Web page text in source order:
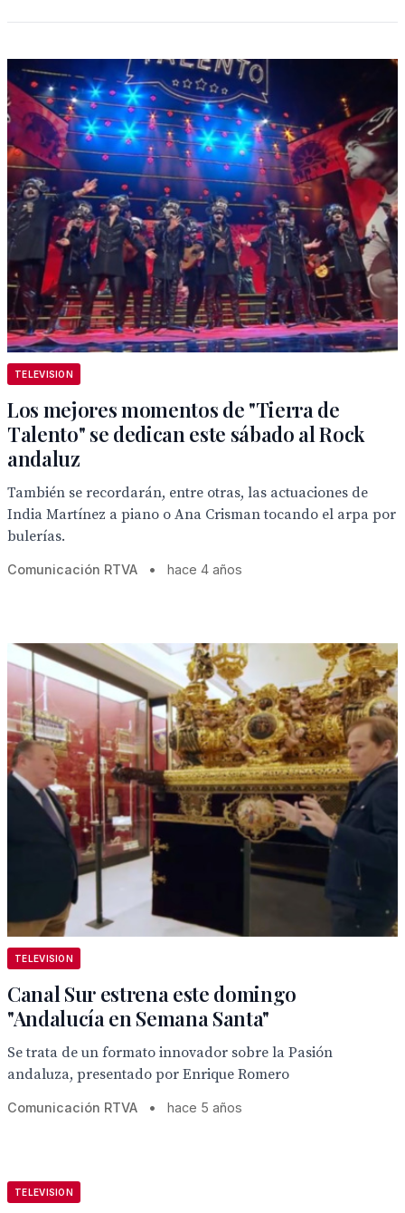
TELEVISION
Los mejores momentos de "Tierra de
Talento" se dedican este sábado al Rock
andaluz
También se recordarán, entre otras, las actuaciones de
India Martínez a piano o Ana Crisman tocando el arpa por
bulerías.
Comunicación RTVA • hace 4 años
TELEVISION
Canal Sur estrena este domingo
"Andalucía en Semana Santa"
Se trata de un formato innovador sobre la Pasión
andaluza, presentado por Enrique Romero
Comunicación RTVA • hace 5 años
TELEVISION